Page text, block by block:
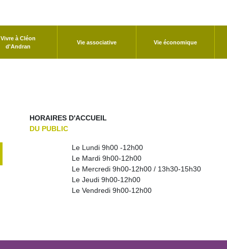
Vivre à Cléon
d'Andran
Vie associative Vie économique
HORAIRES D'ACCUEIL
DU PUBLIC
Le Lundi 9h00 -12h00
Le Mardi 9h00-12h00
Le Mercredi 9h00-12h00 / 13h30-15h30
Le Jeudi 9h00-12h00
Le Vendredi 9h00-12h00